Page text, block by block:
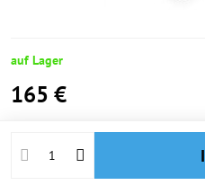
auf Lager
165 €